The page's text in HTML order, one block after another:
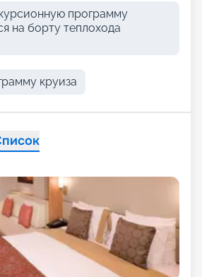
программу
на борту теплохода
круиза